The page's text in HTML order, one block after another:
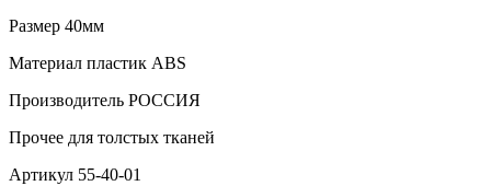
Размер 40мм
Материал пластик АВS
Производитель РОССИЯ
Прочее для толстых тканей
Артикул 55-40-01